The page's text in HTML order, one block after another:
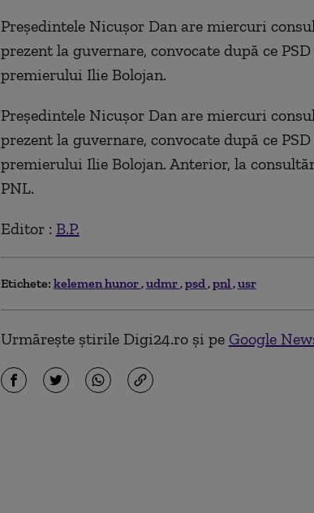
Preşedintele Nicuşor Dan are miercuri
prezent la guvernare, convocate după ce
premierului Ilie Bolojan.
Preşedintele Nicuşor Dan are miercuri
prezent la guvernare, convocate după ce
premierului Ilie Bolojan. Anterior, la
PNL.
Editor : B.P.
Etichete: kelemen hunor udmr psd pnl usr
Urmărește știrile Digi24.ro și pe Google